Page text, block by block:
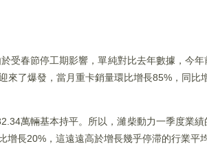
受春節停工期影響，單純對比去年數據，今
了爆發，當月重卡銷量環比增長85%，同比
萬輛基本持平。所以，濰柴動力一季度業
長20%，這遠遠高於增長幾乎停滞的行業平均